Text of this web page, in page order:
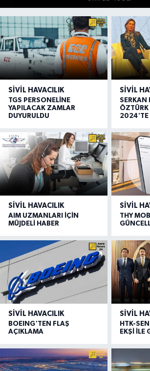
SIVIL HAVACILIK
TGS PERSONELİNE
YAPILACAK ZAMLAR
DUYURULDU
SIVIL
SERKAN
ÖZTÜRK
2024'TE
SIVIL HAVACILIK
AIM UZMANLARI İÇİN
MÜJDELİ HABER
SIVIL
THY
SIVIL HAVACILIK
BOEING'TEN FLAŞ
AÇIKLAMA
SIVIL
HTK-
EKŞİ İLE